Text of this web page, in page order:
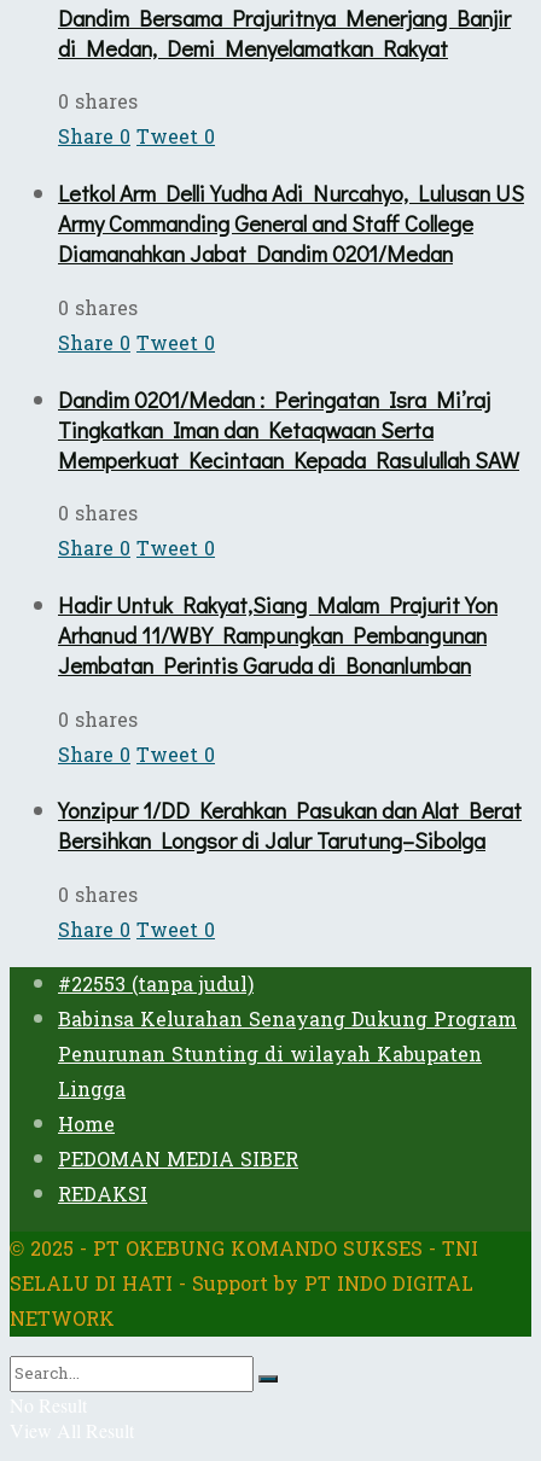
Dandim Bersama Prajuritnya Menerjang Banjir
di Medan, Demi Menyelamatkan Rakyat
0 shares
Share0Tweet0
Letkol Arm Delli Yudha Adi Nurcahyo, Lulusan US
Army Commanding General and Staff College
Diamanahkan Jabat Dandim 0201/Medan
0 shares
Share0Tweet0
Dandim 0201/Medan : Peringatan Isra Mi’raj
Tingkatkan Iman dan Ketaqwaan Serta
Memperkuat Kecintaan Kepada Rasulullah SAW
0 shares
Share0Tweet0
Hadir Untuk Rakyat,Siang Malam Prajurit Yon
Arhanud 11/WBY Rampungkan Pembangunan
Jembatan Perintis Garuda di Bonanlumban
0 shares
Share0Tweet0
Yonzipur 1/DD Kerahkan Pasukan dan Alat Berat
Bersihkan Longsor di Jalur Tarutung–Sibolga
0 shares
Share0Tweet0
#22553 (tanpa judul)
Babinsa Kelurahan Senayang Dukung Program
Penurunan Stunting di wilayah Kabupaten
Lingga
Home
PEDOMAN MEDIA SIBER
REDAKSI
© 2025 - PT OKEBUNG KOMANDO SUKSES - TNI
SELALU DI HATI - Support by PT INDO DIGITAL
NETWORK
No Result
View All Result